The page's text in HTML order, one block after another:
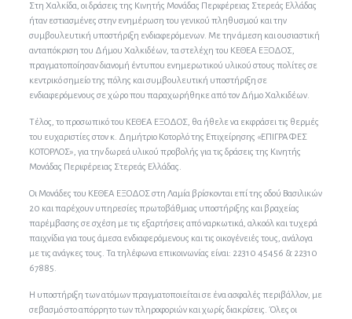
Στη Χαλκίδα, οι δράσεις της Κινητής Μονάδας Περιφέρειας Στερεάς Ελλάδας
ήταν εστιασμένες στην ενημέρωση του γενικού πληθυσμού και την
συμβουλευτική υποστήριξη ενδιαφερόμενων. Με την άμεση και ουσιαστική
ανταπόκριση του Δήμου Χαλκιδέων, τα στελέχη του ΚΕΘΕΑ ΕΞΟΔΟΣ,
πραγματοποίησαν διανομή έντυπου ενημερωτικού υλικού στους πολίτες σε
κεντρικό σημείο της πόλης και συμβουλευτική υποστήριξη σε
ενδιαφερόμενους σε χώρο που παραχωρήθηκε από τον Δήμο Χαλκιδέων.
Τέλος, το προσωπικό του ΚΕΘΕΑ ΕΞΟΔΟΣ, θα ήθελε να εκφράσει τις θερμές
του ευχαριστίες στον κ. Δημήτριο Κοτορλό της Επιχείρησης «ΕΠΙΓΡΑΦΕΣ
ΚΟΤΟΡΛΟΣ», για την δωρεά υλικού προβολής για τις δράσεις της Κινητής
Μονάδας Περιφέρειας Στερεάς Ελλάδας.
Οι Μονάδες του ΚΕΘΕΑ ΕΞΟΔΟΣ στη Λαμία βρίσκονται επί της οδού Βασιλικών
20 και παρέχουν υπηρεσίες πρωτοβάθμιας υποστήριξης και βραχείας
παρέμβασης σε σχέση με τις εξαρτήσεις από ναρκωτικά, αλκοόλ και τυχερά
παιχνίδια για τους άμεσα ενδιαφερόμενους και τις οικογένειές τους, ανάλογα
με τις ανάγκες τους. Τα τηλέφωνα επικοινωνίας είναι: 22310 45456 & 22310
67885.
Η υποστήριξη των ατόμων πραγματοποιείται σε ένα ασφαλές περιβάλλον, με
σεβασμό στο απόρρητο των πληροφοριών και χωρίς διακρίσεις. Όλες οι